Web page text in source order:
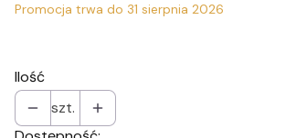
Promocja trwa do 31 sierpnia 2026
Ilość
szt.